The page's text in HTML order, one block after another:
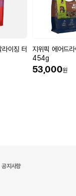
이징 터
지위픽 에어드
454g
53,000원
공지사항